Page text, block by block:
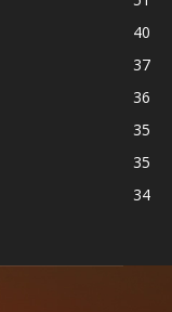
40
37
36
35
35
34